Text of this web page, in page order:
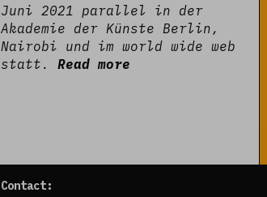
Juni 2021 parallel in der
Akademie der Künste Berlin,
Nairobi und im world wide web
statt. Read more
Contact: